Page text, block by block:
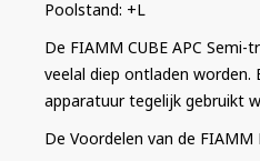
Poolstand: +L
De FIAMM CUBE APC
veelal diep ontladen worden.
apparatuur tegelijk gebruikt
De Voordelen van de FIAMM